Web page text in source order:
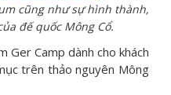
cũng như sự hình thành,
đế quốc Mông Cổ.
Ger Camp dành cho khách
trên thảo nguyên Mông